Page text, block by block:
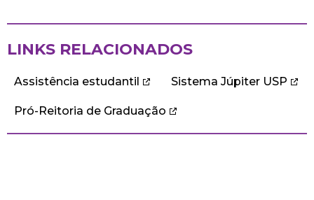
LINKS RELACIONADOS
Assistência estudantil Sistema Júpiter USP
Pró-Reitoria de Graduação